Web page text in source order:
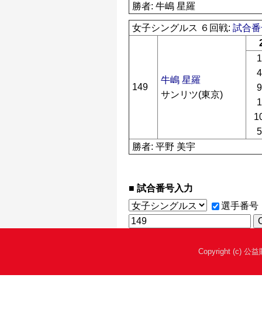
勝者: 牛嶋 星羅
女子シングルス ６回戦:試合
149
牛嶋 星羅
サンリツ(東京)
勝者: 平野 美宇
試合番号入力
選手番号
Copyright (c) 公益